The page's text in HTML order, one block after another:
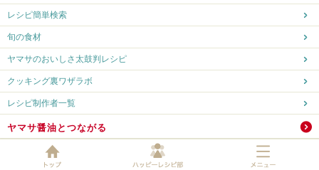
レシピ簡単検索
旬の食材
ヤマサのおいしさ太鼓判レシピ
クッキング裏ワザラボ
レシピ制作者一覧
ヤマサ醤油とつながる